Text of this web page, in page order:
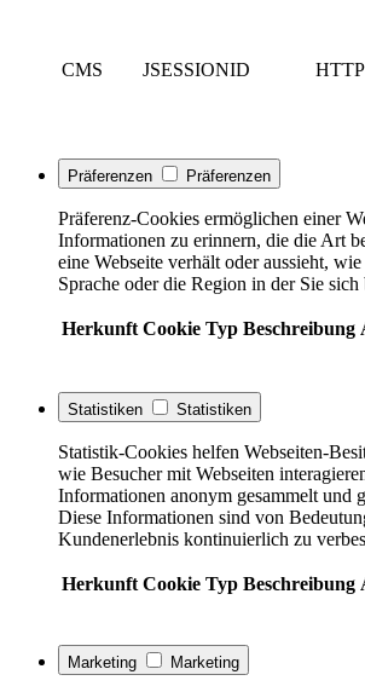
CMS JSESSIONID HTTP
Präferenzen Präferenzen
Präferenz-Cookies ermöglichen einer
Informationen zu erinnern, die die Art
eine Webseite verhält oder aussieht,
Sprache oder die Region in der Sie sich
Herkunft Cookie Typ Beschreibung
Statistiken Statistiken
Statistik-Cookies helfen Webseiten-
wie Besucher mit Webseiten
Informationen anonym gesammelt und
Diese Informationen sind von
Kundenerlebnis kontinuierlich zu
Herkunft Cookie Typ Beschreibung
Marketing Marketing